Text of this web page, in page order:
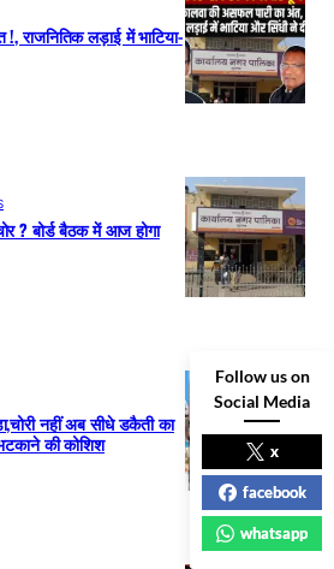
राजनितिक लड़ाई में भाटिया-
? बोर्ड बैठक में आज होगा
नहीं अब सीधे डकैती का
की कोशिश
Follow us on
Social Media
x
facebook
whatsapp